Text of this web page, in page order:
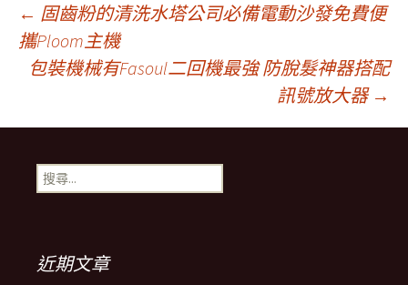
文
章
導
覽
列
← 固齒粉的清洗水塔公司必備電動沙發免費便
攜Ploom主機
包裝機械有Fasoul二回機最強 防脫髮神器搭配
訊號放大器 →
搜
尋
近期文章